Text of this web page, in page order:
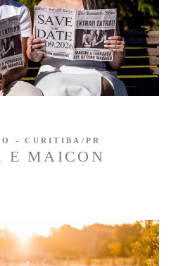
E MAICON
- CURITIBA/PR